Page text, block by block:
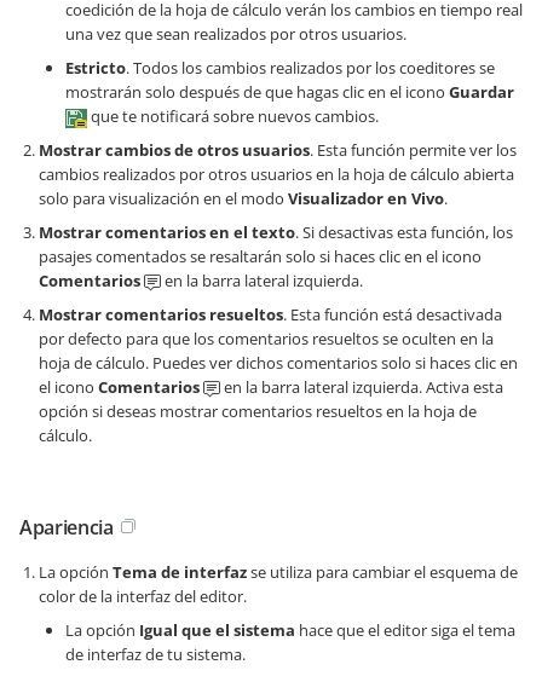
coedición de la hoja de cálculo verán los cambios en tiempo real
una vez que sean realizados por otros usuarios.
Estricto. Todos los cambios realizados por los coeditores se
mostrarán solo después de que hagas clic en el icono Guardar
que te notificará sobre nuevos cambios.
Mostrar cambios de otros usuarios. Esta función permite ver los
cambios realizados por otros usuarios en la hoja de cálculo abierta
solo para visualización en el modo Visualizador en Vivo.
Mostrar comentarios en el texto. Si desactivas esta función, los
pasajes comentados se resaltarán solo si haces clic en el icono
Comentarios
en la barra lateral izquierda.
Mostrar comentarios resueltos. Esta función está desactivada
por defecto para que los comentarios resueltos se oculten en la
hoja de cálculo. Puedes ver dichos comentarios solo si haces clic en
el icono Comentarios
en la barra lateral izquierda. Activa esta
opción si deseas mostrar comentarios resueltos en la hoja de
cálculo.
Apariencia
La opción Tema de interfazse utiliza para cambiar el esquema de
color de la interfaz del editor.
La opción Igual que el sistema hace que el editor siga el tema
de interfaz de tu sistema.